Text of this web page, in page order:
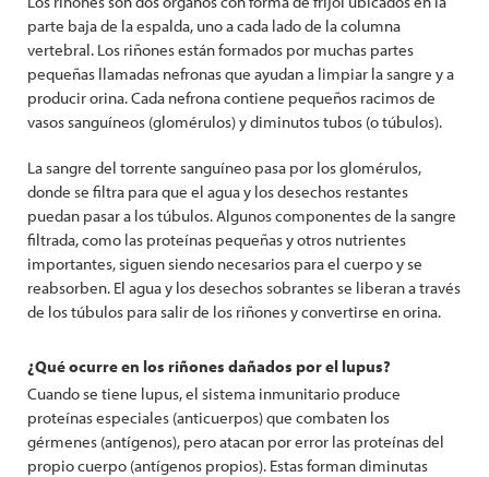
parte baja de la espalda, uno a cada lado de la columna
vertebral. Los riñones están formados por muchas partes
pequeñas llamadas nefronas que ayudan a limpiar la sangre y a
producir orina. Cada nefrona contiene pequeños racimos de
vasos sanguíneos (glomérulos) y diminutos tubos (o túbulos).
La sangre del torrente sanguíneo pasa por los glomérulos,
donde se filtra para que el agua y los desechos restantes
puedan pasar a los túbulos. Algunos componentes de la sangre
filtrada, como las proteínas pequeñas y otros nutrientes
importantes, siguen siendo necesarios para el cuerpo y se
reabsorben. El agua y los desechos sobrantes se liberan a través
de los túbulos para salir de los riñones y convertirse en orina.
¿Qué ocurre en los riñones dañados por el lupus?
Cuando se tiene lupus, el sistema inmunitario produce
proteínas especiales (anticuerpos) que combaten los
gérmenes (antígenos), pero atacan por error las proteínas del
propio cuerpo (antígenos propios). Estas forman diminutas